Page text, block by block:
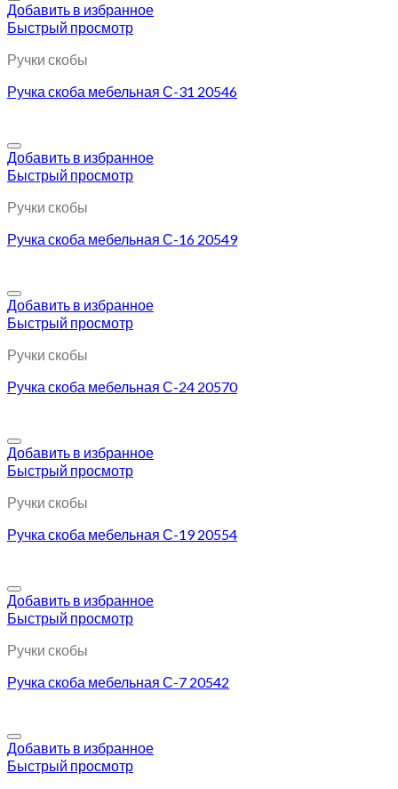
Добавить в избранное
Быстрый просмотр
Ручки скобы
Ручка скоба мебельная С-31 20546
Добавить в избранное
Быстрый просмотр
Ручки скобы
Ручка скоба мебельная С-16 20549
Добавить в избранное
Быстрый просмотр
Ручки скобы
Ручка скоба мебельная С-24 20570
Добавить в избранное
Быстрый просмотр
Ручки скобы
Ручка скоба мебельная С-19 20554
Добавить в избранное
Быстрый просмотр
Ручки скобы
Ручка скоба мебельная С-7 20542
Добавить в избранное
Быстрый просмотр